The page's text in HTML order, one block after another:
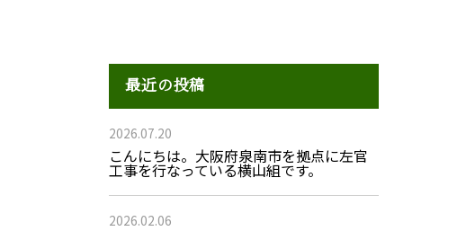
最近の投稿
2026.07.20
こんにちは。大阪府泉南市を拠点に左官
工事を行なっている横山組です。
2026.02.06